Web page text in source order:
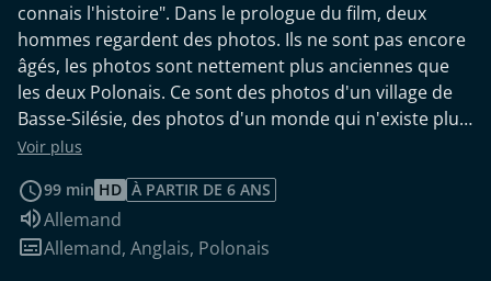
connais l'histoire". Dans le prologue du film, deux
hommes regardent des photos. Ils ne sont pas encore
âgés, les photos sont nettement plus anciennes que
les deux Polonais. Ce sont des photos d'un village de
Basse-Silésie, des photos d'un monde qui n'existe plus,
des photos de Seifershau, aujourd'hui Kopaniec. C'est
l'histoire de ce village situé en bordure des Monts des
Géants à travers les souvenirs de ses habitants passés
et présents, dont les parcours de vie reflètent
Voir plus
99 min HD À PARTIR DE 6 ANS
Audio :
Allemand
Sous-titres :
Allemand, Anglais, Polonais